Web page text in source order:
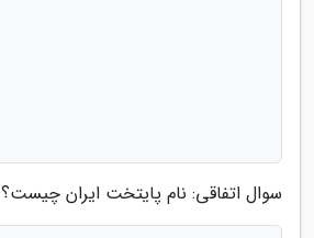
سوال اتفاقی: نام پایتخت ایران چیست؟